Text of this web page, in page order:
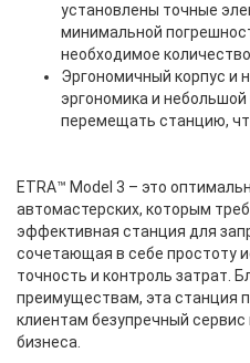
установлены точные
минимальной
необходимое
Эргономичный корпус и
эргономика и
перемещать станцию,
ETRA™ Model 3 – это
автомастерских, которым
эффективная станция для
сочетающая в себе простоту
точность и контроль затрат.
преимуществам, эта станция
клиентам безупречный
бизнеса.